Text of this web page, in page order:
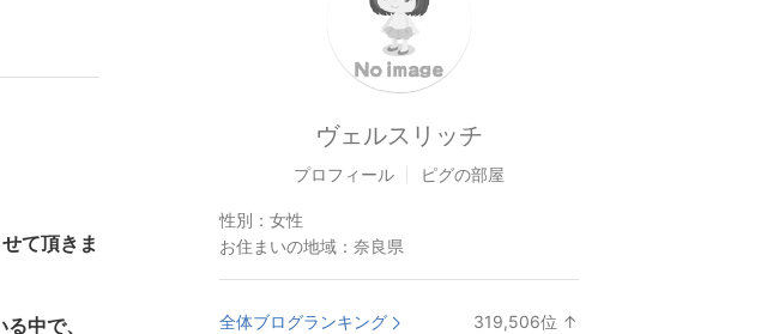
て頂きま
中で、
ヴェルスリッチ
プロフィール ピグの部屋
性別： 女性
お住まいの地域： 奈良県
全体ブログランキング 319,506位 ↑